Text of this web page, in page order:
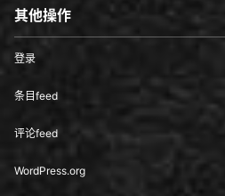
其他操作
登录
条目feed
评论feed
WordPress.org